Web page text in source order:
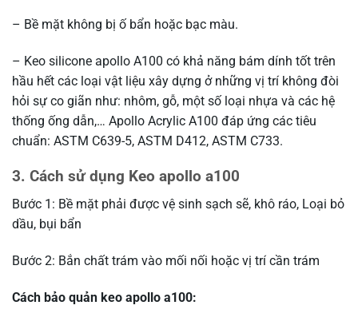
– Bề mặt không bị ố bẩn hoặc bạc màu.
– Keo silicone apollo A100 có khả năng bám dính tốt trên
hầu hết các loại vật liệu xây dựng ở những vị trí không đòi
hỏi sự co giãn như: nhôm, gỗ, một số loại nhựa và các hệ
thống ống dẫn,… Apollo Acrylic A100 đáp ứng các tiêu
chuẩn: ASTM C639-5, ASTM D412, ASTM C733.
3. Cách sử dụng Keo apollo a100
Bước 1: Bề mặt phải được vệ sinh sạch sẽ, khô ráo, Loại bỏ
dầu, bụi bẩn
Bước 2: Bắn chất trám vào mối nối hoặc vị trí cần trám
Cách bảo quản keo apollo a100: